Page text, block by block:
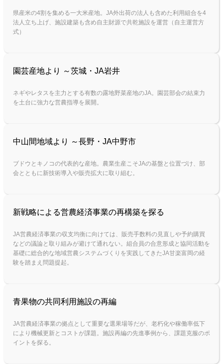
県産米の4割を集める一大米産地。JA外出荷の法人も含めた利用組合を4
法人立ち上げ、施設建築も含め自主財源で共乾施設を運営（自主運営方
式）
園芸産地より ～茨城・JA岩井
ネギやレタスを主力とする有数の露地野菜産地のJA。園芸部会の結束力
を土台に強力な営農指導を展開。
中山間地域より ～長野・JA中野市
ブドウとキノコの代表的な産地。農業生産こそJAの基盤と位置づけ、部
会とともに新技術導入や販売拡大に取り組む。
新戦略による営農経済事業の再構築を探る
JA営農経済事業の収支均衡に向けては、販売手数料の見直しや予約購買
などの議論と取り組みが避けて通れない。組合員の合意形成と協同活動を
基礎に総合的な地域営農システムづくりを実践してきたJA甘楽富岡の経
験を踏まえ問題提起。
青果物の共同利用施設の再編
JA営農経済事業の拠点として重要な選果場等だが、老朽化や稼働率低下
により機械更新とコストが課題。施設再編の先進事例から、課題克服のポ
イントを探る。